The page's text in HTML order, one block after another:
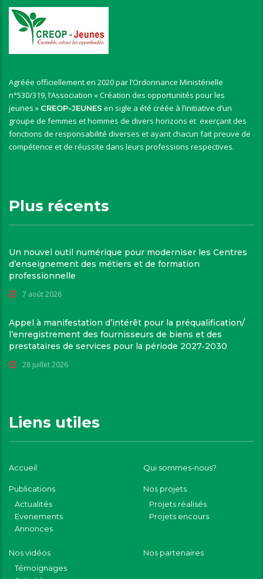
Agréée officiellement en 2020 par l’Ordonnance Ministérielle
n°530/319, l’Association « Création des opportunités pour les
jeunes » CREOP-JEUNES en sigle a été créée à l’initiative d’un
groupe de femmes et hommes de divers horizons et exerçant des
fonctions de responsabilité diverses et ayant chacun fait preuve de
compétence et de réussite dans leurs professions respectives.
Plus récents
Un nouvel outil numérique pour moderniser les Centres
d’enseignement des métiers et de formation
professionnelle
7 août 2026
Appel à manifestation d’intérêt pour la préqualification/
l’enregistrement des fournisseurs de biens et des
prestataires de services pour la période 2027‑2030
28 juillet 2026
Liens utiles
Accueil Qui sommes-nous?
Publications
Actualités
Evenements
Annonces
Nos projets
Projets réalisés
Projets encours
Nos vidéos
Témoignages
Nos partenaires